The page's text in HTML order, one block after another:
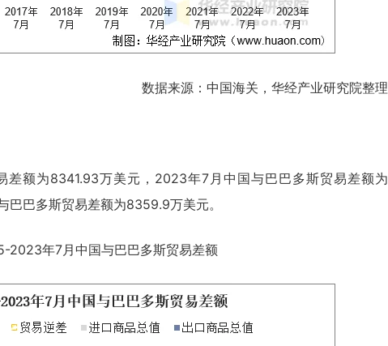
数据来源：中国海关，华经产业研究院整理
差额为8341.93万美元，2023年7月中国与巴巴多斯贸易差额为
巴巴多斯贸易差额为8359.9万美元。
2023年7月中国与巴巴多斯贸易差额